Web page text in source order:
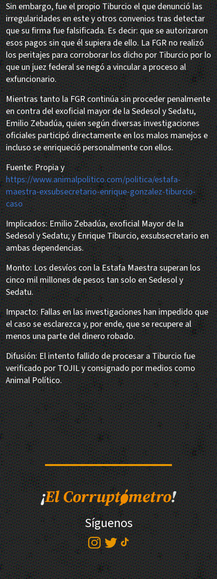
Sin embargo, fue el propio Tiburcio el que denunció las
irregularidades en este y otros convenios tras detectar
que su firma fue falsificada. Es decir: que se autorizaron
esos pagos sin que él supiera de ello. La FGR no realizó
los peritajes para corroborar los dicho por Tiburcio por lo
que un juez federal se negó a vincular a proceso al
exfuncionario.
Mientras tanto la FGR continúa sin proceder penalmente
en contra del exoficial mayor de la Sedesol y Sedatu,
Emilio Zebadúa, quien según diversas investigaciones
oficiales participó directamente en los malos manejos e
incluso se enriqueció personalmente con ellos.
Fuente: Propia y
https://www.animalpolitico.com/politica/estafa-
maestra-exsubsecretario-enrique-gonzalez-tiburcio-
caso
Implicados: Emilio Zebadúa, exoficial Mayor de la
Sedesol y Sedatu; y Enrique Tiburcio, exsubsecretario en
ambas dependencias.
Monto: Los desvíos con la Estafa Maestra superan los
cinco mil millones de pesos tan solo en Sedesol y
Sedatu.
Impacto: Fallas en las investigaciones han impedido que
el caso se esclarezca y, por ende, que se recupere al
menos una parte del dinero robado.
Difusión: El intento fallido de procesar a Tiburcio fue
verificado por TOJIL y consignado por medios como
Animal Político.
Síguenos